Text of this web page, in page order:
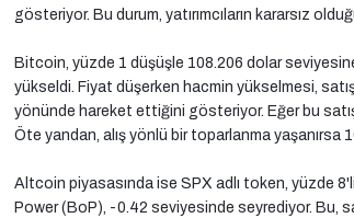
gösteriyor. Bu durum, yatırımcıların kararsız
Bitcoin, yüzde 1 düşüşle 108.206 dolar
yükseldi. Fiyat düşerken hacmin yükselmesi, satış
yönünde hareket ettiğini gösteriyor. Eğer bu
Öte yandan, alış yönlü bir toparlanma
Altcoin piyasasında ise SPX adlı token, yüzde
Power (BoP), -0.42 seviyesinde seyrediyor. Bu,